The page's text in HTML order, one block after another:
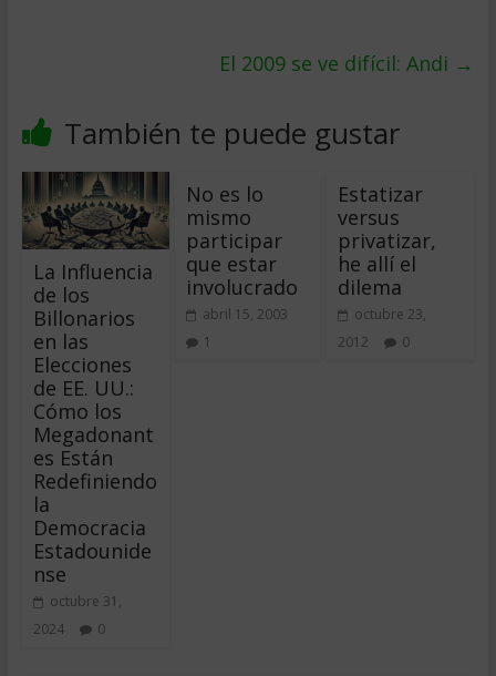
El 2009 se ve difí­cil: Andi →
También te puede gustar
La Influencia
de los
Billonarios
en las
Elecciones
de EE. UU.:
Cómo los
Megadonant
es Están
Redefiniendo
la
Democracia
Estadounide
nse
octubre 31,
2024
0
No es lo
mismo
participar
que estar
involucrado
abril 15, 2003
1
Estatizar
versus
privatizar,
he allí el
dilema
octubre 23,
2012
0